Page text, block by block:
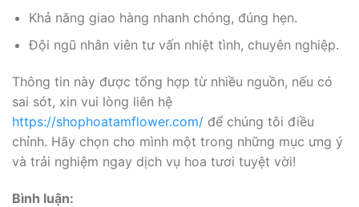
Khả năng giao hàng nhanh chóng, đúng hẹn.
Đội ngũ nhân viên tư vấn nhiệt tình, chuyên nghiệp.
Thông tin này được tổng hợp từ nhiều nguồn, nếu có
sai sót, xin vui lòng liên hệ
https://shophoatamflower.com/ để chúng tôi điều
chỉnh. Hãy chọn cho mình một trong những mục ưng ý
và trải nghiệm ngay dịch vụ hoa tươi tuyệt vời!
Bình luận: